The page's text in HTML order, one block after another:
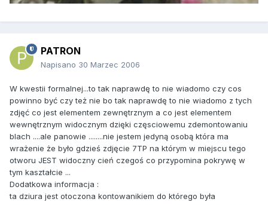
PATRON
Napisano 30 Marzec 2006
W kwestii formalnej...to tak naprawdę to nie wiadomo czy cos
powinno być czy też nie bo tak naprawdę to nie wiadomo z tych
zdjęć co jest elementem zewnętrznym a co jest elementem
wewnętrznym widocznym dzięki częsciowemu zdemontowaniu
blach ....ale panowie ........nie jestem jedyną osobą która ma
wrażenie że było gdzieś zdjęcie 7TP na którym w miejscu tego
otworu JEST widoczny cień czegoś co przypomina pokrywę w
tym kaształcie ...
Dodatkowa informacja :
ta dziura jest otoczona kontowanikiem do którego była